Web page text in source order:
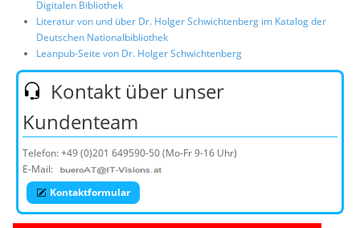
Digitalen Bibliothek
Literatur von und über Dr. Holger Schwichtenberg im Katalog der
Deutschen Nationalbibliothek
Leanpub-Seite von Dr. Holger Schwichtenberg
Kontakt über unser
Kundenteam
Telefon:+49 (0)201 649590-50(Mo-Fr 9-16 Uhr)
E-Mail:
Kontaktformular